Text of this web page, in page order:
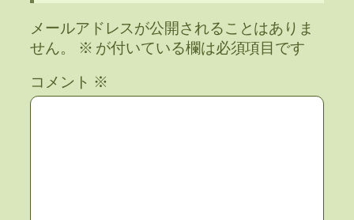
メールアドレスが公開されることはありま
せん。
※ が付いている欄は必須項目です
コメント ※